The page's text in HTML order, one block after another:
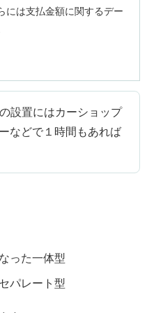
には支払金額に関するデー
設置にはカーショップ
などで１時間もあれば
った一体型
パレート型